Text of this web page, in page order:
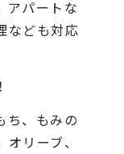
アパートな
なども対応
ち、もみの
リーブ、